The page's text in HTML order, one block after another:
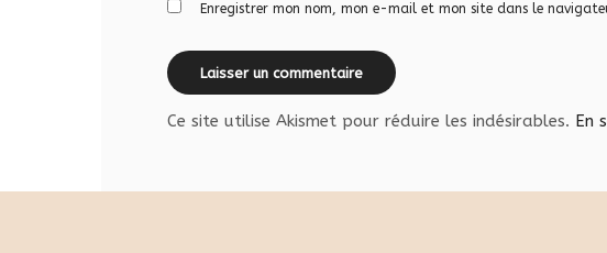
Enregistrer mon nom, mon e-mail et mon site dans le
Ce site utilise Akismet pour réduire les indésirables. En